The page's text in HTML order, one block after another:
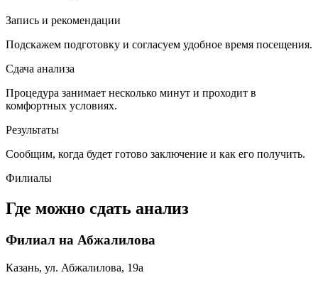
Запись и рекомендации
Подскажем подготовку и согласуем удобное время посещения.
Сдача анализа
Процедура занимает несколько минут и проходит в
комфортных условиях.
Результаты
Сообщим, когда будет готово заключение и как его получить.
Филиалы
Где можно сдать анализ
Филиал на Абжалилова
Казань, ул. Абжалилова, 19а